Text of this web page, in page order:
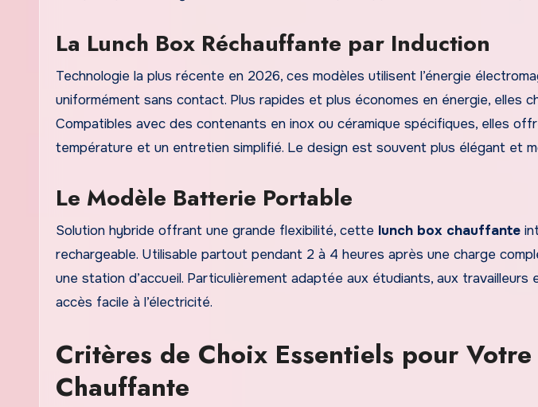
La Lunch Box Réchauffante par Induction
Technologie la plus récente en 2026, ces modèles utilisent l’énergie
uniformément sans contact. Plus rapides et plus économes en énergie, elles
Compatibles avec des contenants en inox ou céramique spécifiques, elles
température et un entretien simplifié. Le design est souvent plus élégant et
Le Modèle Batterie Portable
Solution hybride offrant une grande flexibilité, cette lunch box chauffante
rechargeable. Utilisable partout pendant 2 à 4 heures après une charge
une station d’accueil. Particulièrement adaptée aux étudiants, aux travailleurs
accès facile à l’électricité.
Critères de Choix Essentiels pour
Chauffante